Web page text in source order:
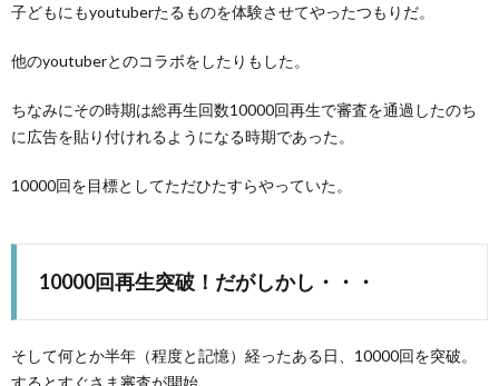
子どもにもyoutuberたるものを体験させてやったつもりだ。
他のyoutuberとのコラボをしたりもした。
ちなみにその時期は総再生回数10000回再生で審査を通過したのち
に広告を貼り付けれるようになる時期であった。
10000回を目標としてただひたすらやっていた。
10000回再生突破！だがしかし・・・
そして何とか半年（程度と記憶）経ったある日、10000回を突破。
するとすぐさま審査が開始。